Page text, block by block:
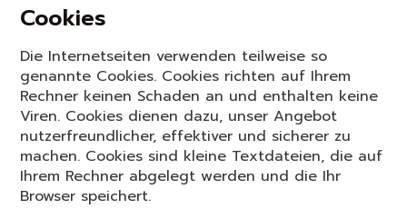
Cookies
Die Internetseiten verwenden teilweise so
genannte Cookies. Cookies richten auf Ihrem
Rechner keinen Schaden an und enthalten keine
Viren. Cookies dienen dazu, unser Angebot
nutzerfreundlicher, effektiver und sicherer zu
machen. Cookies sind kleine Textdateien, die auf
Ihrem Rechner abgelegt werden und die Ihr
Browser speichert.